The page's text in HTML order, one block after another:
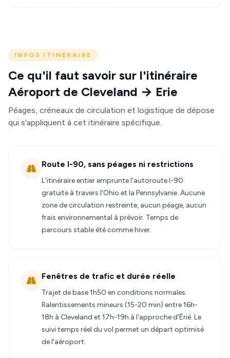
INFOS ITINÉRAIRE
Ce qu'il faut savoir sur l'itinéraire
Aéroport de Cleveland → Erie
Péages, créneaux de circulation et logistique de dépose
qui s'appliquent à cet itinéraire spécifique.
Route I-90, sans péages ni restrictions
L'itinéraire entier emprunte l'autoroute I-90
gratuite à travers l'Ohio et la Pennsylvanie. Aucune
zone de circulation restreinte, aucun péage, aucun
frais environnemental à prévoir. Temps de
parcours stable été comme hiver.
Fenêtres de trafic et durée réelle
Trajet de base 1h50 en conditions normales.
Ralentissements mineurs (15-20 min) entre 16h-
18h à Cleveland et 17h-19h à l'approche d'Érié. Le
suivi temps réel du vol permet un départ optimisé
de l'aéroport.